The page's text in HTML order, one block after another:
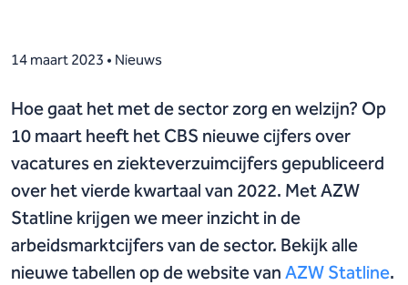
14 maart 2023 • Nieuws
Hoe gaat het met de sector zorg en welzijn? Op
10 maart heeft het CBS nieuwe cijfers over
vacatures en ziekteverzuimcijfers gepubliceerd
over het vierde kwartaal van 2022. Met AZW
Statline krijgen we meer inzicht in de
arbeidsmarktcijfers van de sector. Bekijk alle
nieuwe tabellen op de website van AZW Statline.